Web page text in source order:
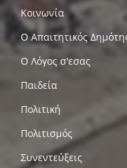
Κοινωνία
Ο Απαιτητικός
Ο Λόγος σ'εσας
Παιδεία
Πολιτική
Πολιτισμός
Συνεντεύξεις